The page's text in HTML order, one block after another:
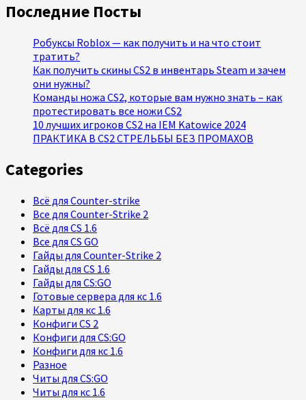
Последние Посты
Робуксы Roblox — как получить и на что стоит
тратить?
Как получить скины CS2 в инвентарь Steam и зачем
они нужны?
Команды ножа CS2, которые вам нужно знать – как
протестировать все ножи CS2
10 лучших игроков CS2 на IEM Katowice 2024
ПРАКТИКА В CS2 СТРЕЛЬБЫ БЕЗ ПРОМАХОВ
Categories
Всё для Counter-strike
Все для Counter-Strike 2
Всё для CS 1.6
Все для CS GO
Гайды для Counter-Strike 2
Гайды для CS 1.6
Гайды для CS:GO
Готовые сервера для кс 1.6
Карты для кс 1.6
Конфиги CS 2
Конфиги для CS:GO
Конфиги для кс 1.6
Разное
Читы для CS:GO
Читы для кс 1.6